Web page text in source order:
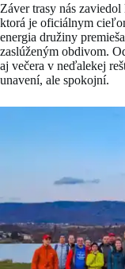
Záver trasy nás zaviedol
ktorá je oficiálnym
energia družiny
zaslúženým obdivom.
aj večera v neďalekej
unavení, ale spokojní.